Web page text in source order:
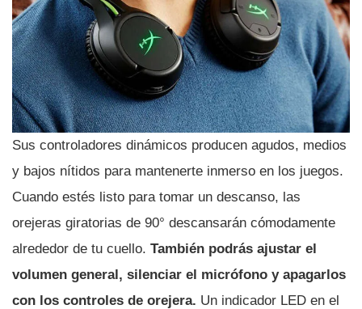
Sus controladores dinámicos producen agudos, medios
y bajos ní­tidos para mantenerte inmerso en los juegos.
Cuando estés listo para tomar un descanso, las
orejeras giratorias de 90° descansarán cómodamente
alrededor de tu cuello. También podrás ajustar el
volumen general, silenciar el micrófono y apagarlos
con los controles de orejera. Un indicador LED en el